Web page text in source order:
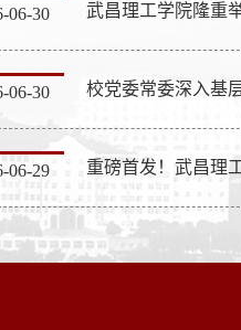
06-30
06-30 校党委常委深入基
06-29 重磅首发！武昌理